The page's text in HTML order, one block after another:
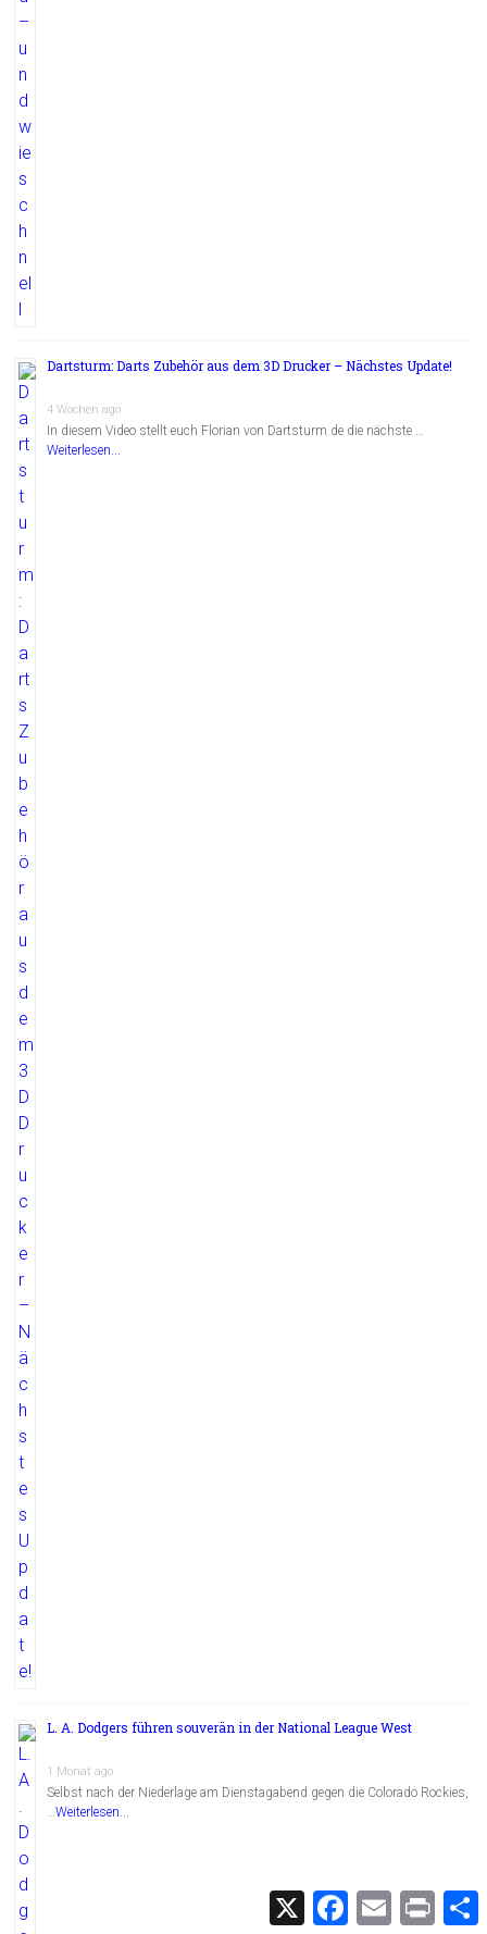
Dartsturm: Darts Zubehör aus dem 3D Drucker – Nächstes Update!
4 Wochen ago
In diesem Video stellt euch Florian von Dartsturm.de die nächste …
Weiterlesen...
L. A. Dodgers führen souverän in der National League West
1 Monat ago
Selbst nach der Niederlage am Dienstagabend gegen die Colorado Rockies,
…Weiterlesen...
X
F
E
m
P